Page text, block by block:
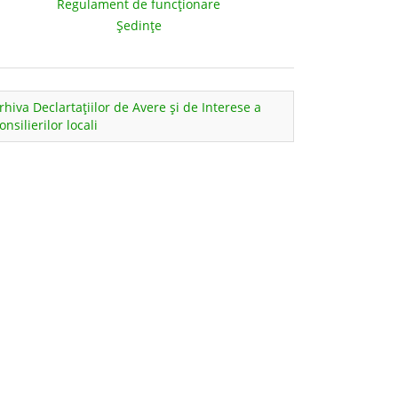
Regulament de funcţionare
Şedinţe
Declartaţiilor de Avere şi de Interese a
locali